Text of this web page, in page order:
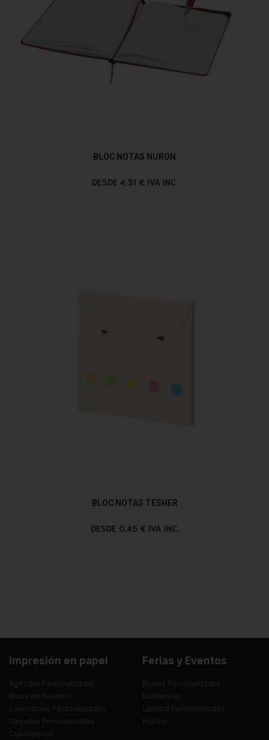
BLOC NOTAS NURON
DESDE 4,31 € IVA INC.
BLOC NOTAS TESHER
DESDE 0,45 € IVA INC.
Impresión en papel
Agendas Personalizadas
Blocs de Reunión
Calendarios Personalizados
Carpetas Personalizadas
Cuadrípticos
Ferias y Eventos
Bolsas Personalizadas
Banderolas
Lanyard Personalizados
Roll Up